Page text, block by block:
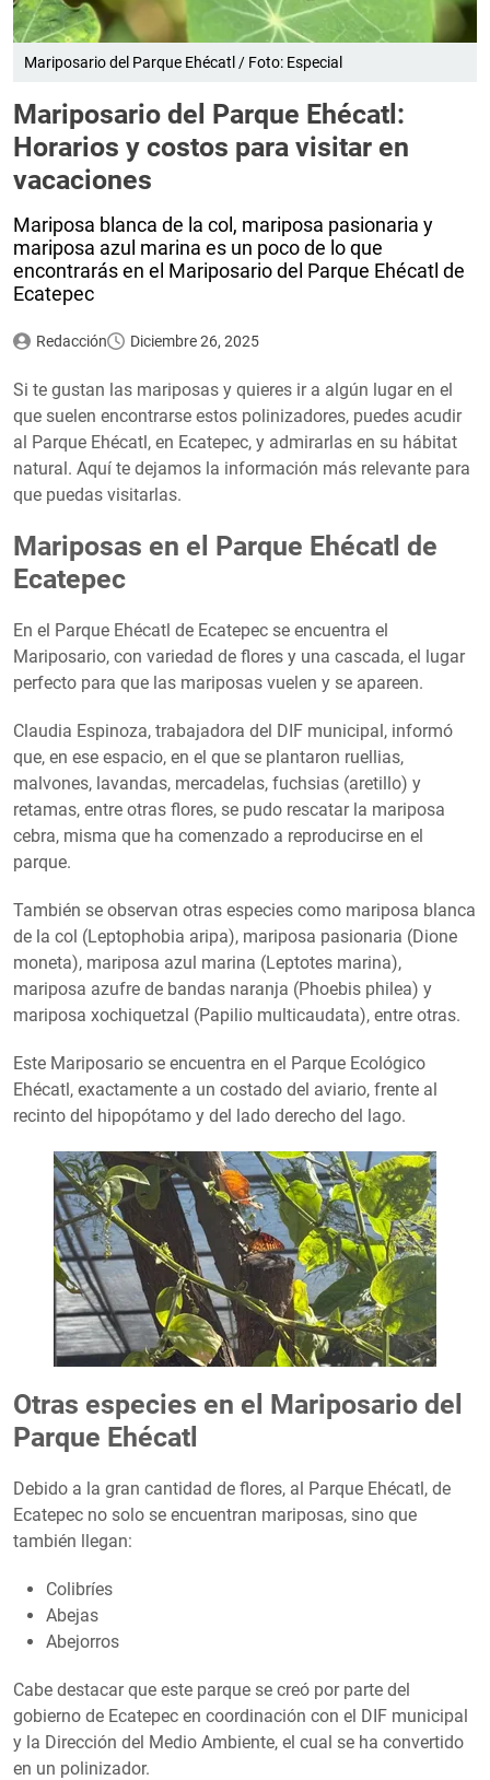
Mariposario del Parque Ehécatl / Foto: Especial
Mariposario del Parque Ehécatl:
Horarios y costos para visitar en
vacaciones
Mariposa blanca de la col, mariposa pasionaria y
mariposa azul marina es un poco de lo que
encontrarás en el Mariposario del Parque Ehécatl de
Ecatepec
Redacción Diciembre 26, 2025
Si te gustan las mariposas y quieres ir a algún lugar en el
que suelen encontrarse estos polinizadores, puedes acudir
al Parque Ehécatl, en Ecatepec, y admirarlas en su hábitat
natural. Aquí te dejamos la información más relevante para
que puedas visitarlas.
Mariposas en el Parque Ehécatl de
Ecatepec
En el Parque Ehécatl de Ecatepec se encuentra el
Mariposario, con variedad de flores y una cascada, el lugar
perfecto para que las mariposas vuelen y se apareen.
Claudia Espinoza, trabajadora del DIF municipal, informó
que, en ese espacio, en el que se plantaron ruellias,
malvones, lavandas, mercadelas, fuchsias (aretillo) y
retamas, entre otras flores, se pudo rescatar la mariposa
cebra, misma que ha comenzado a reproducirse en el
parque.
También se observan otras especies como mariposa blanca
de la col (Leptophobia aripa), mariposa pasionaria (Dione
moneta), mariposa azul marina (Leptotes marina),
mariposa azufre de bandas naranja (Phoebis philea) y
mariposa xochiquetzal (Papilio multicaudata), entre otras.
Este Mariposario se encuentra en el Parque Ecológico
Ehécatl, exactamente a un costado del aviario, frente al
recinto del hipopótamo y del lado derecho del lago.
Otras especies en el Mariposario del
Parque Ehécatl
Debido a la gran cantidad de flores, al Parque Ehécatl, de
Ecatepec no solo se encuentran mariposas, sino que
también llegan:
Colibríes
Abejas
Abejorros
Cabe destacar que este parque se creó por parte del
gobierno de Ecatepec en coordinación con el DIF municipal
y la Dirección del Medio Ambiente, el cual se ha convertido
en un polinizador.